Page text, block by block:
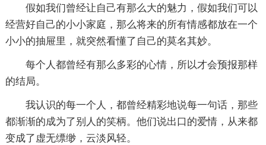
假如我们曾经让自己有那么大的魅力，假如我们可以
经营好自己的小小家庭，那么将来的所有情感都放在一个
小小的抽屉里，就突然看懂了自己的莫名其妙。
每个人都曾经有那么多彩的心情，所以才会预报那样
的结局。
我认识的每一个人，都曾经精彩地说每一句话，那些
都渐渐的成为了别人的笑柄。他们说出口的爱情，从来都
变成了虚无缥缈，云淡风轻。